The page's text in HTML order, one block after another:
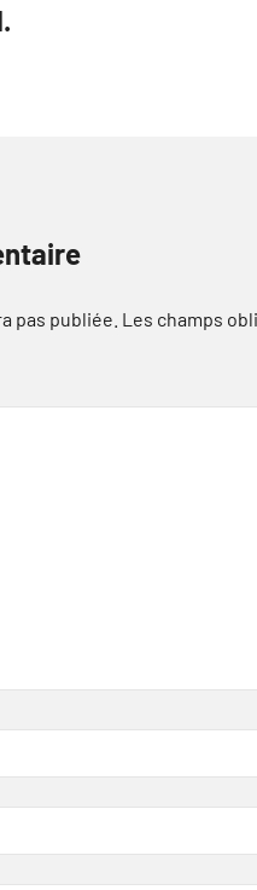
pas publiée. Les champs